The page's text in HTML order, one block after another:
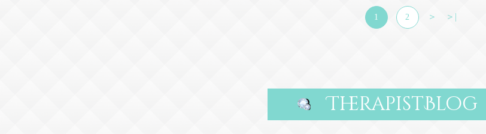
1 2 ＞ ＞|
TherapistBlog